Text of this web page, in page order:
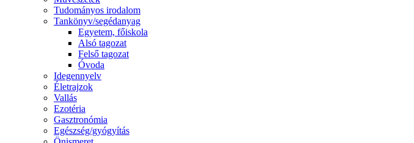
Tudományos irodalom
Tankönyv/segédanyag
Egyetem, főiskola
Alsó tagozat
Felső tagozat
Óvoda
Idegennyelv
Életrajzok
Vallás
Ezotéria
Gasztronómia
Egészség/gyógyítás